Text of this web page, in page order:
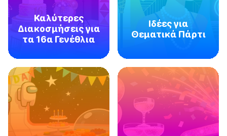
Καλύτερες
Διακοσμήσεις για
τα 16α Γενέθλια
Ιδέες για
Θεματικά Πάρτι